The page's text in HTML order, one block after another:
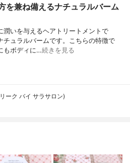
を兼ね備えるナチュラルバーム
潤いを与えるヘアトリートメントで
チュラルバームです。こちらの特徴で
もボディに…続きを見る
ーク バイ サラサロン)